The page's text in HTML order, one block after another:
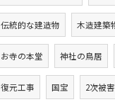
伝統的な建造物 木造建築
お寺の本堂 神社の鳥居
復元工事 国宝 2次被害